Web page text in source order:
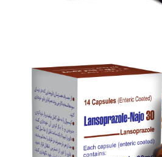
- ناژو 20
توضیحات بیشتر